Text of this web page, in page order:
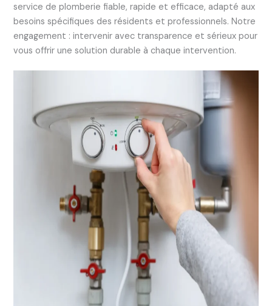
service de plomberie fiable, rapide et efficace, adapté aux
besoins spécifiques des résidents et professionnels. Notre
engagement : intervenir avec transparence et sérieux pour
vous offrir une solution durable à chaque intervention.